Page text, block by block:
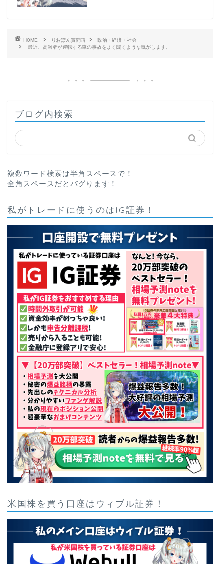
HOME りおぽん質問箱
政治・経済・社会
最近、高齢者が運転する車の事故をよく聞くような気がします。
ブログ内検索
複数ワード検索は半角スペースで！
全角スペースだとバグります！
私がトレードに使うのはIG証券！
米国株を買う口座はウィブル証券！